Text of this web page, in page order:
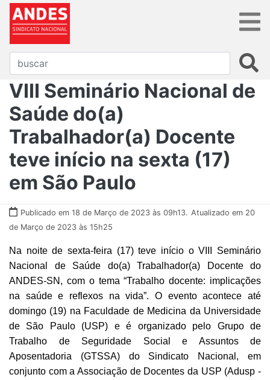
VIII Seminário Nacional de
Saúde do(a)
Trabalhador(a) Docente
teve início na sexta (17)
em São Paulo
Publicado em 18 de Março de 2023 às 09h13. Atualizado em 20
de Março de 2023 às 15h25
Na noite de sexta-feira (17) teve início o VIII Seminário
Nacional de Saúde do(a) Trabalhador(a) Docente do
ANDES-SN, com o tema “Trabalho docente: implicações
na saúde e reflexos na vida”. O evento acontece até
domingo (19) na Faculdade de Medicina da Universidade
de São Paulo (USP) e é organizado pelo Grupo de
Trabalho de Seguridade Social e Assuntos de
Aposentadoria (GTSSA) do Sindicato Nacional, em
conjunto com a Associação de Docentes da USP (Adusp -